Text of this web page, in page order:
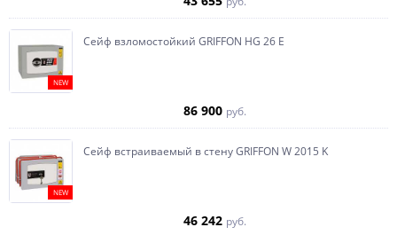
NEW
Сейф взломостойкий GRIFFON HG 26 E
86 900 руб.
NEW
Сейф встраиваемый в стену GRIFFON W 2015 K
46 242 руб.